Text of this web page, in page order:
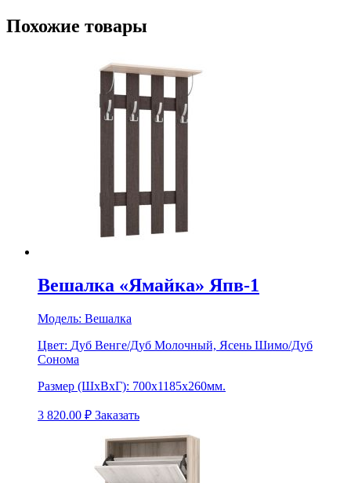
Похожие товары
Вешалка «Ямайка» Япв-1
Модель: Вешалка
Цвет: Дуб Венге/Дуб Молочный, Ясень Шимо/Дуб
Сонома
Размер (ШхВхГ): 700х1185х260мм.
3 820.00 ₽ Заказать